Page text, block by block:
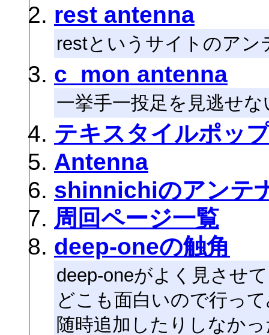
rest antenna
restというサイトのアン
c_mon antenna
一挙手一投足を見逃せ
テキスタイルポッ
Antenna
shinnichiのアンテ
周回ページ一覧
deep-oneの触角
deep-oneがよく見させ
どこも面白いので行っ
随時追加したりしなか